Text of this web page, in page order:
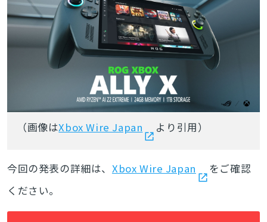
（画像はXbox Wire Japan より引用）
今回の発表の詳細は、 Xbox Wire Japan
をご確認
ください。
とじる